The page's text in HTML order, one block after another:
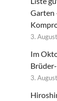
Garten
3.
Im
3.